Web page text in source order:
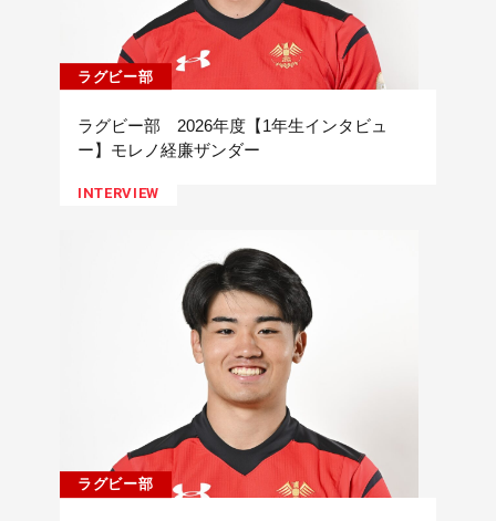
ラグビー部
ラグビー部 2026年度【1年生インタビュ
ー】モレノ経廉ザンダー
INTERVIEW
ラグビー部